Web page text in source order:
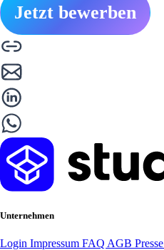
Jetzt bewerben
Unternehmen
Login Impressum FAQ AGB Presse